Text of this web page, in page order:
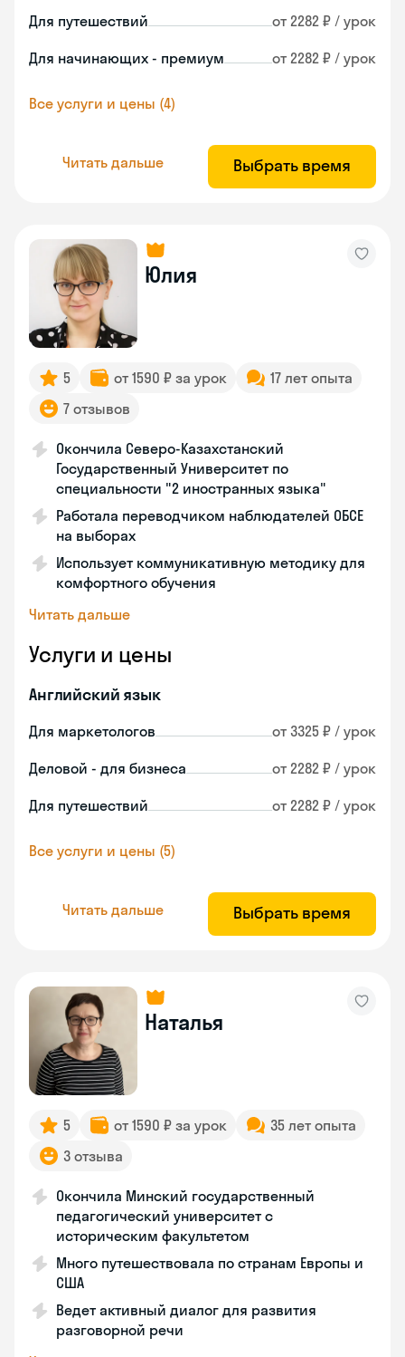
Для путешествий от 2282 ₽ / урок
Для начинающих - премиум от 2282 ₽ / урок
Все услуги и цены (4)
Читать дальше Выбрать время
Юлия
5 от 1590 ₽ за урок
17 лет опыта
7 отзывов
Окончила Северо-Казахстанский
Государственный Университет по
специальности "2 иностранных языка"
Работала переводчиком наблюдателей ОБСЕ
на выборах
Использует коммуникативную методику для
комфортного обучения
Читать дальше
Услуги и цены
Английский язык
Для маркетологов от 3325 ₽ / урок
Деловой - для бизнеса от 2282 ₽ / урок
Для путешествий от 2282 ₽ / урок
Все услуги и цены (5)
Читать дальше Выбрать время
Наталья
5 от 1590 ₽ за урок
35 лет опыта
3 отзыва
Окончила Минский государственный
педагогический университет с
историческим факультетом
Много путешествовала по странам Европы и
США
Ведет активный диалог для развития
разговорной речи